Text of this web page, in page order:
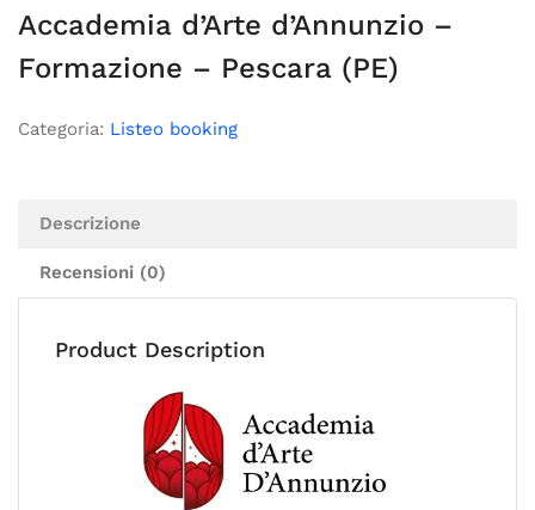
Accademia d’Arte d’Annunzio –
Formazione – Pescara (PE)
Categoria: Listeo booking
Descrizione
Recensioni (0)
Product Description